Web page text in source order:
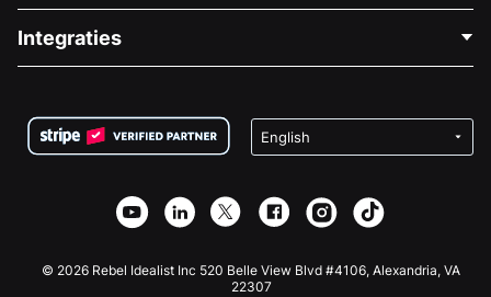
Vacatures
Privacy
Affiliate Partnerschap
Medische Fondsenwerving
Goede Doelen Fondsenwerving
Integraties
Wix Donatie Plugin
Webflow Donatie App
Joomla Donatie
© 2026 Rebel Idealist Inc 520 Belle View Blvd #4106, Alexandria, VA
22307